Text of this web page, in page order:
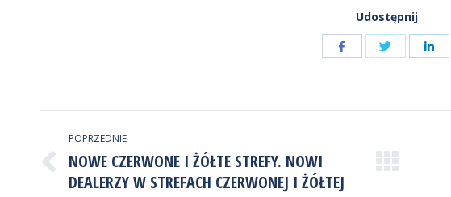
Udostępnij
Udostępnij
NAWIGACJA
WPISÓW
POPRZEDNIE
Poprzedni
wpis:
NOWE CZERWONE I ŻÓŁTE STREFY. NOWI
DEALERZY W STREFACH CZERWONEJ I ŻÓŁTEJ